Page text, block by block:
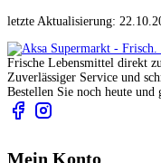
letzte Aktualisierung:
Frische Lebensmittel direkt
Zuverlässiger Service und
Bestellen Sie noch heute und
Mein Konto